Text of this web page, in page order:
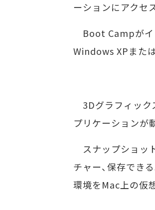
ーションにアクセ
Boot Campがイ
Windows XPまた
3Dグラフィック
プリケーションが
スナップショッ
チャー、保存でき
環境をMac上の仮